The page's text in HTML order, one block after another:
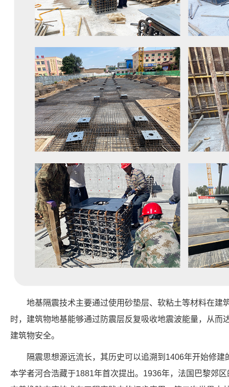
地基隔震技术主要通过使用砂垫层、软粘土等材料在建
时，建筑物地基能够通过防震层反复吸收地震波能量，从而
建筑物安全。
隔震思想源远流长，其历史可以追溯到1406年开始修
本学者河合浩藏于1881年首次提出。1936年，法国巴黎郊